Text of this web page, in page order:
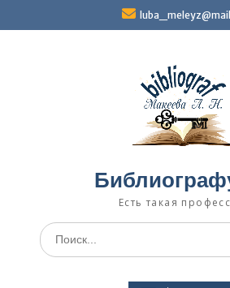
Есть такая
Поиск
по: